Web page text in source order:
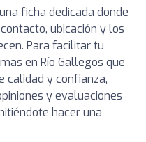
ficha dedicada donde
ubicación y los
Para facilitar tu
en Río Gallegos que
calidad y confianza,
y evaluaciones
hacer una